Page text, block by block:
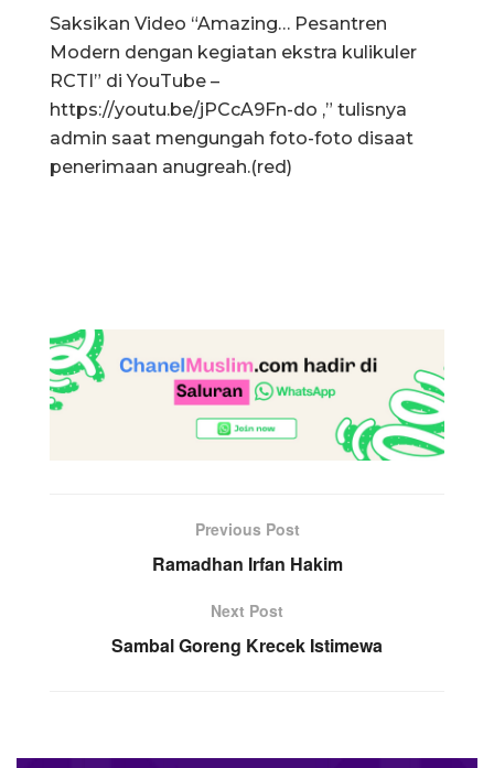
Saksikan Video “Amazing… Pesantren
Modern dengan kegiatan ekstra kulikuler
RCTI” di YouTube –
https://youtu.be/jPCcA9Fn-do ,” tulisnya
admin saat mengungah foto-foto disaat
penerimaan anugreah.(red)
Previous Post
Ramadhan Irfan Hakim
Next Post
Sambal Goreng Krecek Istimewa